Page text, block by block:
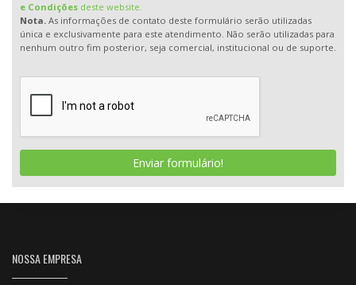
e Condições deste website.
Nota. As informações de contato deste formulário serão utilizadas
única e exclusivamente para este atendimento. Não serão utilizadas para
nenhum outro fim posterior, seja comercial, institucional ou de suporte.
Enviar formulário!
NOSSA EMPRESA